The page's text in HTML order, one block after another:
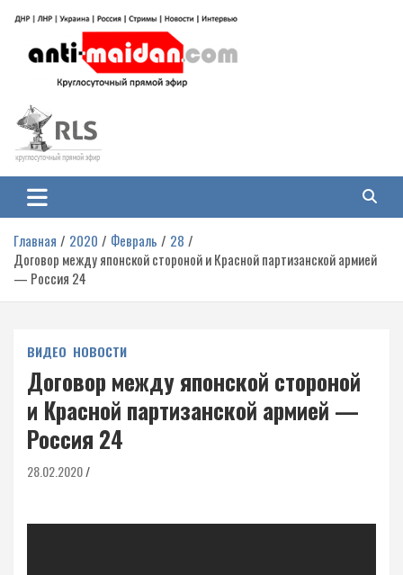
содержимому
Антимайдан: Гражданская война
на Украине
гражданской войне на Украине, включая события в Новороссии, ДНР,
ЛНР и других регионах.
Главная 2020 Февраль
28
Договор между японской стороной и Красной партизанской армией
— Россия 24
ВИДЕО НОВОСТИ
Договор между японской стороной
и Красной партизанской армией —
Россия 24
28.02.2020